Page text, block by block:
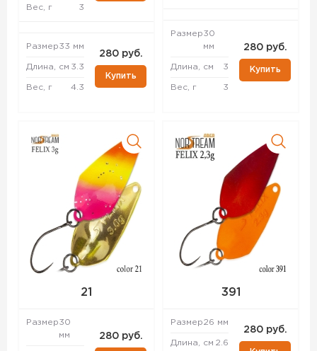
Вес, г 3
Размер33 мм
Длина, см 3.3
Вес, г 4.3
280 руб.
Купить
Размер30
мм
Длина, см 3
Вес, г 3
280 руб.
Купить
21
Размер30
мм
280 руб.
391
Размер26 мм
Длина, см 2.6
280 руб.